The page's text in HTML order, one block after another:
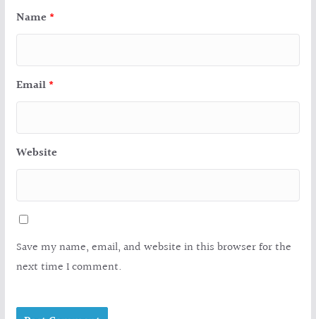
Name *
Email *
Website
Save my name, email, and website in this browser for the
next time I comment.